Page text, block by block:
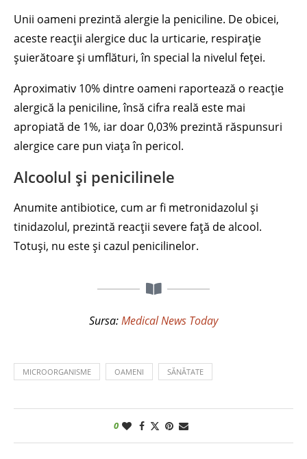
Unii oameni prezintă alergie la peniciline. De obicei,
aceste reacții alergice duc la urticarie, respirație
șuierătoare și umflături, în special la nivelul feței.
Aproximativ 10% dintre oameni raportează o reacție
alergică la peniciline, însă cifra reală este mai
apropiată de 1%, iar doar 0,03% prezintă răspunsuri
alergice care pun viața în pericol.
Alcoolul și penicilinele
Anumite antibiotice, cum ar fi metronidazolul și
tinidazolul, prezintă reacții severe față de alcool.
Totuși, nu este și cazul penicilinelor.
Sursa:Medical News Today
MICROORGANISME OAMENI SĂNĂTATE
0